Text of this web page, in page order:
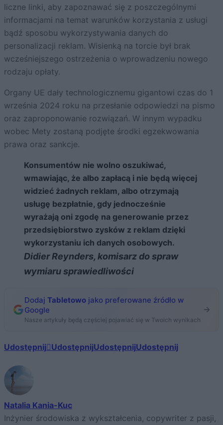
liczne linki, aby zapoznawać się z poszczególnymi
informacjami na temat warunków korzystania z usługi
bądź sposobu wykorzystywania danych do
personalizacji reklam. Wisienką na torcie był brak
wcześniejszego ostrzeżenia o wprowadzeniu nowego
rodzaju opłaty.
Organy UE dały technologicznemu gigantowi czas do 1
września 2024 roku na przesłanie odpowiedzi na pismo
oraz zaproponowanie rozwiązań. W innym wypadku
wobec Mety zostaną podjęte środki egzekwowania
prawa oraz sankcje.
Konsumentów nie wolno oszukiwać,
wmawiając, że albo zapłacą i nie będą więcej
widzieć żadnych reklam, albo otrzymają
usługę bezpłatnie, gdy jednocześnie
wyrażają oni zgodę na generowanie przez
przedsiębiorstwo zysków z reklam dzięki
wykorzystaniu ich danych osobowych.
Didier Reynders, komisarz do spraw
wymiaru sprawiedliwości
Dodaj Tabletowo jako preferowane źródło w
Google
Nasze artykuły będą częściej pojawiać się w Twoich wynikach
Udostępnij UdostępnijUdostępnijUdostępnij
Natalia Kania-Kuc
Inżynier środowiska z wykształcenia, copywriter z pasji,